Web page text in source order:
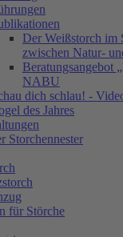
Der Weißstorch im
zwischen Natur-
Beratungsangebot
NABU
dich schlau! -
des Jahres
Storchennester
für Störche